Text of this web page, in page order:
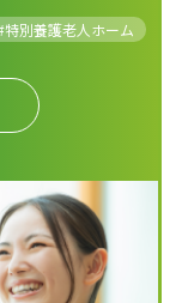
特別養護老人ホーム